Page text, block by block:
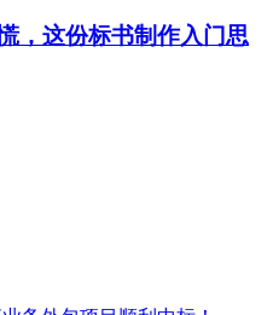
，这份标书制作入门思